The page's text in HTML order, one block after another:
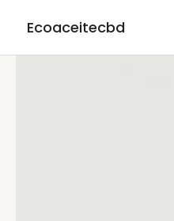
Ecoaceitecbd